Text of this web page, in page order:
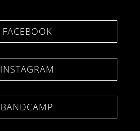
FACEBOOK
INSTAGRAM
BANDCAMP